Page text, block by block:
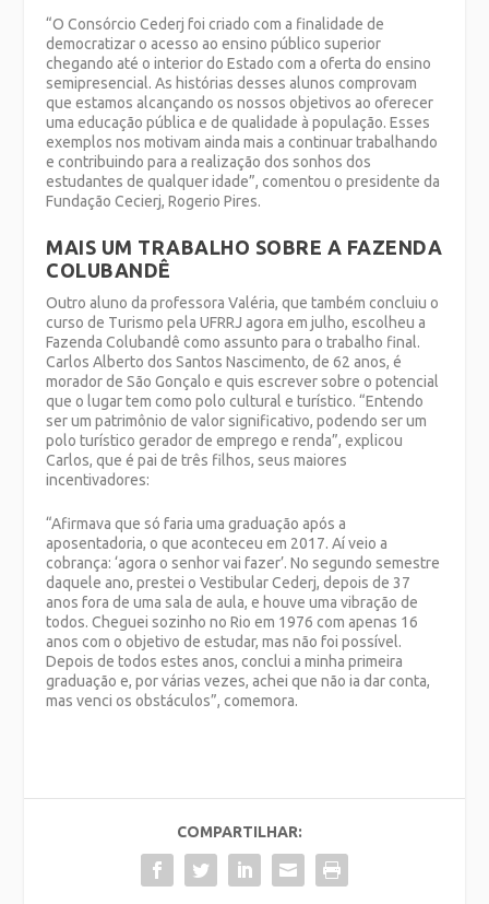
“O Consórcio Cederj foi criado com a finalidade de
democratizar o acesso ao ensino público superior
chegando até o interior do Estado com a oferta do ensino
semipresencial. As histórias desses alunos comprovam
que estamos alcançando os nossos objetivos ao oferecer
uma educação pública e de qualidade à população. Esses
exemplos nos motivam ainda mais a continuar trabalhando
e contribuindo para a realização dos sonhos dos
estudantes de qualquer idade”, comentou o presidente da
Fundação Cecierj, Rogerio Pires.
MAIS UM TRABALHO SOBRE A FAZENDA
COLUBANDÊ
Outro aluno da professora Valéria, que também concluiu o
curso de Turismo pela UFRRJ agora em julho, escolheu a
Fazenda Colubandê como assunto para o trabalho final.
Carlos Alberto dos Santos Nascimento, de 62 anos, é
morador de São Gonçalo e quis escrever sobre o potencial
que o lugar tem como polo cultural e turístico. “Entendo
ser um patrimônio de valor significativo, podendo ser um
polo turístico gerador de emprego e renda”, explicou
Carlos, que é pai de três filhos, seus maiores
incentivadores:
“Afirmava que só faria uma graduação após a
aposentadoria, o que aconteceu em 2017. Aí veio a
cobrança: ‘agora o senhor vai fazer’. No segundo semestre
daquele ano, prestei o Vestibular Cederj, depois de 37
anos fora de uma sala de aula, e houve uma vibração de
todos. Cheguei sozinho no Rio em 1976 com apenas 16
anos com o objetivo de estudar, mas não foi possível.
Depois de todos estes anos, conclui a minha primeira
graduação e, por várias vezes, achei que não ia dar conta,
mas venci os obstáculos”, comemora.
COMPARTILHAR: